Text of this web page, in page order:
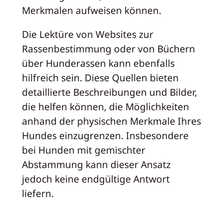
Merkmalen aufweisen können.
Die Lektüre von Websites zur
Rassenbestimmung oder von Büchern
über Hunderassen kann ebenfalls
hilfreich sein. Diese Quellen bieten
detaillierte Beschreibungen und Bilder,
die helfen können, die Möglichkeiten
anhand der physischen Merkmale Ihres
Hundes einzugrenzen. Insbesondere
bei Hunden mit gemischter
Abstammung kann dieser Ansatz
jedoch keine endgültige Antwort
liefern.